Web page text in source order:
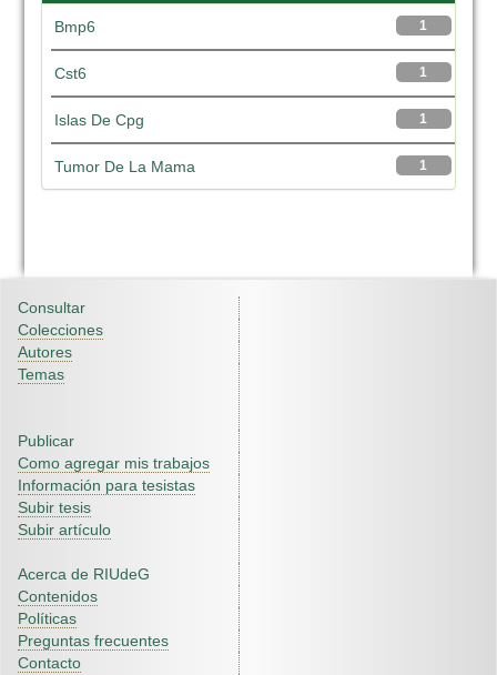
1
Bmp6
1
Cst6
1
Islas De Cpg
1
Tumor De La Mama
Consultar
Colecciones
Autores
Temas
Publicar
Como agregar mis trabajos
Información para tesistas
Subir tesis
Subir artículo
Acerca de RIUdeG
Contenidos
Políticas
Preguntas frecuentes
Contacto